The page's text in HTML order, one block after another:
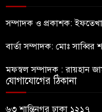
সম্পাদক ও প্রকাশক:
বার্তা সম্পাদক: মোঃ সাব্বির
মফস্বল সম্পাদক : রায়হান
যোগাযোগের ঠিকানা
৬৩ শান্তিনগর ঢাকা ১২১৭